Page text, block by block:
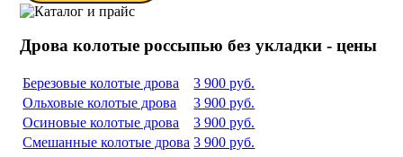
Дрова колотые россыпью без укладки - цены
Березовые колотые дрова
3 900 руб.
Ольховые колотые дрова
3 900 руб.
Осиновые колотые дрова
3 900 руб.
Смешанные колотые дрова 3 900 руб.